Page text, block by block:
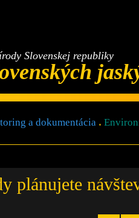
Slovenskej republiky
a dokumentácia
plánujete